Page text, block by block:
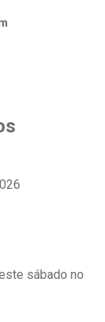
sábado no